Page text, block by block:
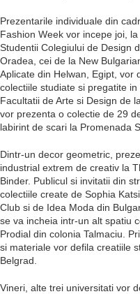
Prezentarile individuale din
Fashion Week vor incepe joi,
Studentii Colegiului de Design
Oradea, cei de la New
Aplicate din Helwan, Egipt, vor
colectiile studiate si pregatite
Facultatii de Arte si Design de
vor prezenta o colectie de 29
labirint de scari la Promenada
Dintr-un decor geometric,
industrial extrem de creativ la
Binder. Publicul si invitatii din
colectiile create de Sophia
Club si de Idea Moda din
se va incheia intr-un alt spatiu
Prodial din colonia Talmaciu.
si materiale vor defila creatiile
Belgrad.
Vineri, alte trei universitati vor